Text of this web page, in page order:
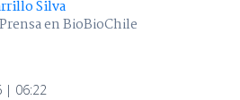
Silva
en BioBioChile
| 06:22